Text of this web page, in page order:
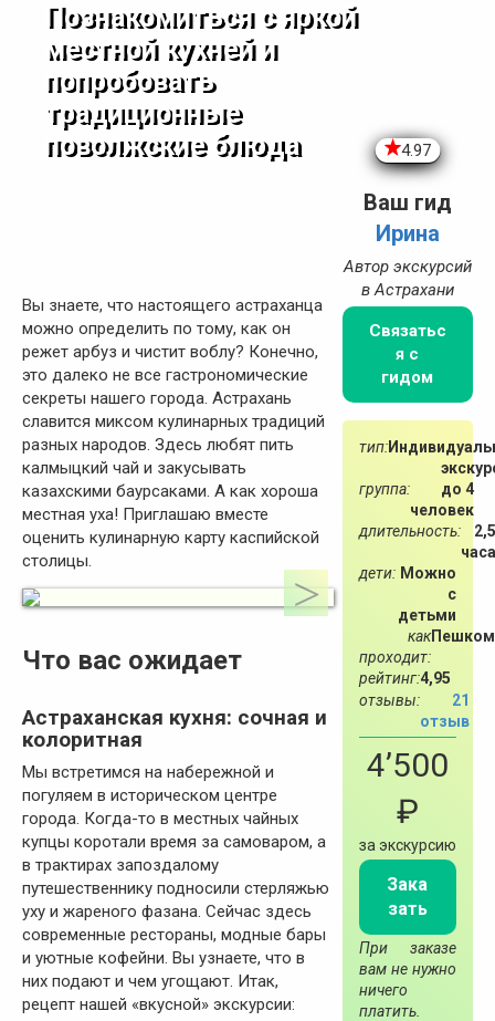
Познакомиться с яркой
местной кухней и
попробовать
традиционные
поволжские блюда
4.97
Ваш гид
Ирина
Автор экскурсий
в Астрахани
Связатьс
я с
гидом
тип:
группа:
до 4
человек
длительность:
2,5
часа
дети: Можно
с
детьми
как
проходит:
Пешком
рейтинг:4,95
отзывы:
21
отзыв
4’500
₽
за экскурсию
Зака
зать
При заказе
вам не нужно
ничего
платить.
Вы знаете, что настоящего астраханца
можно определить по тому, как он
режет арбуз и чистит воблу? Конечно,
это далеко не все гастрономические
секреты нашего города. Астрахань
славится миксом кулинарных традиций
разных народов. Здесь любят пить
калмыцкий чай и закусывать
казахскими баурсаками. А как хороша
местная уха! Приглашаю вместе
оценить кулинарную карту каспийской
столицы.
Что вас ожидает
Астраханская кухня: сочная и
колоритная
Мы встретимся на набережной и
погуляем в историческом центре
города. Когда-то в местных чайных
купцы коротали время за самоваром, а
в трактирах запоздалому
путешественнику подносили стерляжью
уху и жареного фазана. Сейчас здесь
современные рестораны, модные бары
и уютные кофейни. Вы узнаете, что в
них подают и чем угощают. Итак,
рецепт нашей «вкусной» экскурсии: